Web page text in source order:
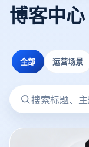
博客中心
全部 运营场景